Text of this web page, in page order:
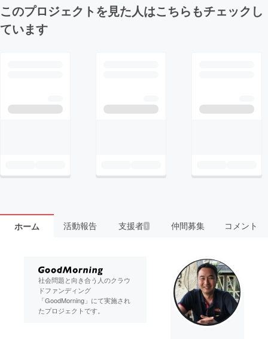
このプロジェクトを見た人はこちらもチェックし
ています
ホーム 活動報告 支援者 1 仲間募集 コメント
社会問題と向き合う人のクラウ
ドファンディング
「GoodMorning」にて実施され
たプロジェクトです。